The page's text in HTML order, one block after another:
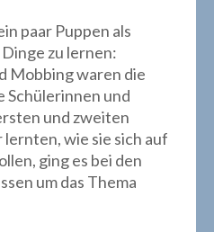
paar Puppen als
zu lernen:
Mobbing waren die
Schülerinnen und
und zweiten
wie sie sich auf
ging es bei den
um das Thema